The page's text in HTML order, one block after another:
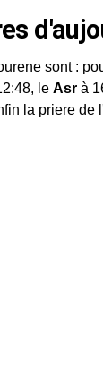
sont :
le Asr à
la priere de